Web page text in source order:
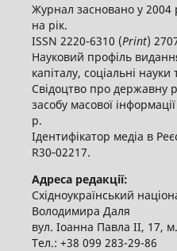
Журнал засновано у 2004
на рік.
ISSN 2220-6310 (Print)
Науковий профіль
капіталу, соціальні
Свідоцтво про державну
засобу масової
р.
Ідентифікатор медіа в
R30‑02217.
Адреса редакції:
Східноукраїнський
Володимира Даля
вул. Іоанна Павла ІІ, 17,
Тел.: +38 099 283-29-86